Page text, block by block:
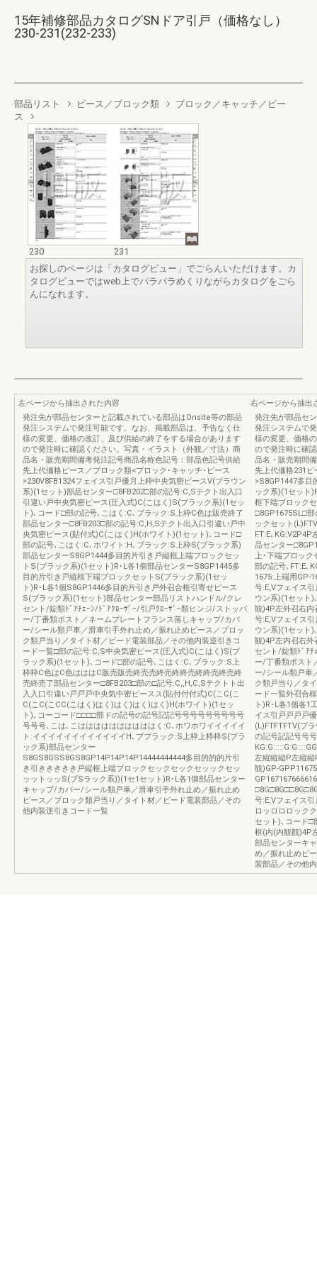
15年補修部品カタログSNドア引戸（価格なし）
230-231(232-233)
部品リスト ピース／ブロック類
ブロック／キャッチ／ピー
ス
230
231
お探しのページは「カタログビュー」でごらんいただけます。カ
タログビューではweb上でパラパラめくりながらカタログをごら
んになれます。
左ページから抽出された内容
発注先が部品センターと記載されている部品はOnsite等の部品
発注システムで発注可能です。なお、掲載部品は、予告なく仕
様の変更、価格の改訂、及び供給の終了をする場合があります
ので発注時に確認ください。写真・イラスト（外観／寸法）商
品名・販売期間備考発注記号商品名称色記号：部品色記号供給
先上代価格ピース／ブロック類<ブロック･キャッチ･ピース
>230V8FB1324フェイス引戸優月上枠中央気密ピースV(ブラウン
系)(1セット)部品センター□8FB202□部の記号:C,Sテクト出入口
引違い戸中央気密ピース(圧入式)C(こはく)S(ブラック系)(1セッ
ト)､コード□部の記号､こはく:C､ブラック:S上枠C色は販売終了
部品センター□8FB203□部の記号:C,H,Sテクト出入口引違い戸中
央気密ピース(貼付式)C(こはく)H(ホワイト)(1セット)､コード□
部の記号､こはく:C､ホワイト:H､ブラック:S上枠S(ブラック系)
部品センターS8GP1444多目的片引き戸縦框上端ブロックセッ
トS(ブラック系)(1セット)R･L各1個部品センターS8GP1445多
目的片引き戸縦框下端ブロックセットS(ブラック系)(1セッ
ト)R･L各1個S8GP1446多目的片引き戸外召合框引寄せピース
S(ブラック系)(1セット)部品センター部品リストハンドル/クレ
セント/錠類ﾄﾞｱﾁｪｰﾝ/ﾄﾞｱｸﾛｰｻﾞｰ/引戸ｸﾛｰｻﾞｰ類ヒンジ/ストッパ
ー/丁番類ポスト／ネームプレートフランス落しキャップ/カバ
ー/シール類戸車／滑車引手外れ止め／振れ止めピース／ブロッ
ク類戸当り／タイト材／ビード電装部品／その他内装逆引きコ
ード一覧□部の記号:C,S中央気密ピース(圧入式)C(こはく)S(ブ
ラック系)(1セット)､コード□部の記号､こはく:C､ブラック:S上
枠枠C色はC色はははC販売販売終売売終売終終売終終売終売終
売終売了部品センター□8FB203□部の□記号:C,,H,C,Sテクトト出
入入口引違い戸戸戸中央気中密ピースス(貼付付付式)C(こC(こ
C(こC(こCC(こはく)はく)はく)はく)はく)H(ホワイト)(1セッ
ト)､コーコード□□□□部ドの記号の記号記記号号号号号号号号号
号号号､こは､こははははははははははく:C､ホワホワイイイイイ
ト:イイイイイイイイイイイイH､ブブラック:S上枠上枠枠S(ブラ
ック系)部品センター
S8GS8GSS8GS8GP14P14P14P14444444444多目的的的片引
き引ききききき戸縦框上端ブロックセックセックセッックセッ
ッットッッS(ブSラック系))(1セ1セット)R･L各1個部品センター
キャップ/カバー/シール類戸車／滑車引手外れ止め／振れ止め
ピース／ブロック類戸当り／タイト材／ビード電装部品／その
他内装逆引きコード一覧
右ページから抽出
発注先が部品セ
発注システムで
様の変更、価格
ので発注時に確
品名・販売期間
先上代価格231ピ
>S8GP1447多目
ック系)(1セット
框下端ブロック
□8GP1675SL□部
ックセット
FT:E､KG:V2P4P
品センター
上･下端ブロック
部の記号､FT:E､
1675:上端用GP-
号:E,Vフェイス
ウン系)(1セット)
観)4P左外召右内
号:E,Vフェイス
ウン系)(1セット)
観)4P左内召右外
セント/錠類ﾄﾞｱ
ー/丁番類ポスト
ー/シール類戸車
ク類戸当り／タ
ード一覧外召合
ト)R･L各1個各1
イス引戸戸戸戸
(L)FTFTFTV(ブ
の記号記記号号
左縦縦縦P左縦
観)GP-
号:E,Vフェイス
ロッロロロック
セット)､コード□
框(内(内観観)4P
部品センターキ
め／振れ止めピ
装部品／その他